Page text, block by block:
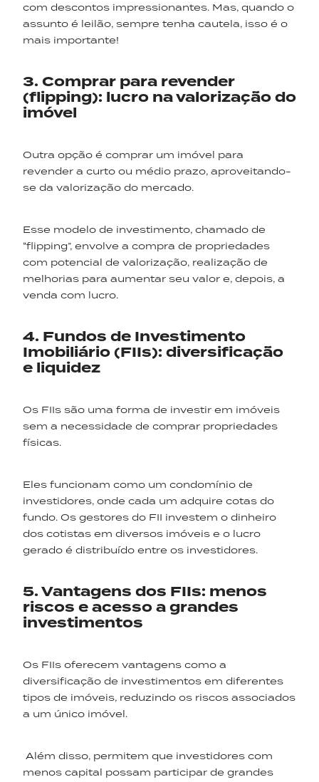
com descontos impressionantes. Mas, quando o
assunto é leilão, sempre tenha cautela, isso é o
mais importante!
3. Comprar para revender
(flipping): lucro na valorização do
imóvel
Outra opção é comprar um imóvel para
revender a curto ou médio prazo, aproveitando-
se da valorização do mercado.
Esse modelo de investimento, chamado de
“flipping”, envolve a compra de propriedades
com potencial de valorização, realização de
melhorias para aumentar seu valor e, depois, a
venda com lucro.
4. Fundos de Investimento
Imobiliário (FIIs): diversificação
e liquidez
Os FIIs são uma forma de investir em imóveis
sem a necessidade de comprar propriedades
físicas.
Eles funcionam como um condomínio de
investidores, onde cada um adquire cotas do
fundo. Os gestores do FII investem o dinheiro
dos cotistas em diversos imóveis e o lucro
gerado é distribuído entre os investidores.
5. Vantagens dos FIIs: menos
riscos e acesso a grandes
investimentos
Os FIIs oferecem vantagens como a
diversificação de investimentos em diferentes
tipos de imóveis, reduzindo os riscos associados
a um único imóvel.
Além disso, permitem que investidores com
menos capital possam participar de grandes